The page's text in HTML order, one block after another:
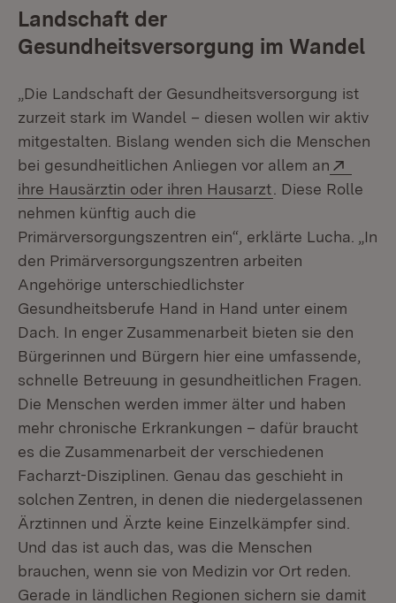
Landschaft der
Gesundheitsversorgung im Wandel
„Die Landschaft der Gesundheitsversorgung ist
zurzeit stark im Wandel – diesen wollen wir aktiv
mitgestalten. Bislang wenden sich die Menschen
bei gesundheitlichen Anliegen vor allem an
ihre Hausärztin oder ihren Hausarzt (Öffnet in
. Diese Rolle
nehmen künftig auch die
Primärversorgungszentren ein“, erklärte Lucha. „In
den Primärversorgungszentren arbeiten
Angehörige unterschiedlichster
Gesundheitsberufe Hand in Hand unter einem
Dach. In enger Zusammenarbeit bieten sie den
Bürgerinnen und Bürgern hier eine umfassende,
schnelle Betreuung in gesundheitlichen Fragen.
Die Menschen werden immer älter und haben
mehr chronische Erkrankungen – dafür braucht
es die Zusammenarbeit der verschiedenen
Facharzt-Disziplinen. Genau das geschieht in
solchen Zentren, in denen die niedergelassenen
Ärztinnen und Ärzte keine Einzelkämpfer sind.
Und das ist auch das, was die Menschen
brauchen, wenn sie von Medizin vor Ort reden.
Gerade in ländlichen Regionen sichern sie damit